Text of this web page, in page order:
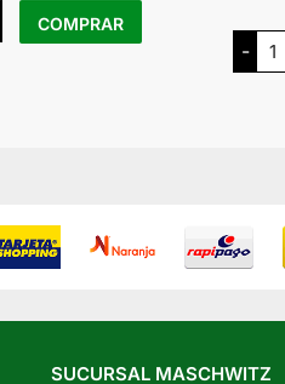
COMPRAR
-
SUCURSAL MASCHWITZ